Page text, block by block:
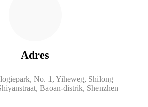
Adres
No. 1, Yiheweg, Shilong
Baoan-distrik, Shenzhen